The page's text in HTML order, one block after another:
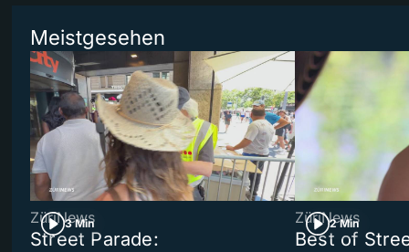
Meistgesehen
3 Min
ZüriNews
Street Parade:
2 Min
ZüriNews
Best of